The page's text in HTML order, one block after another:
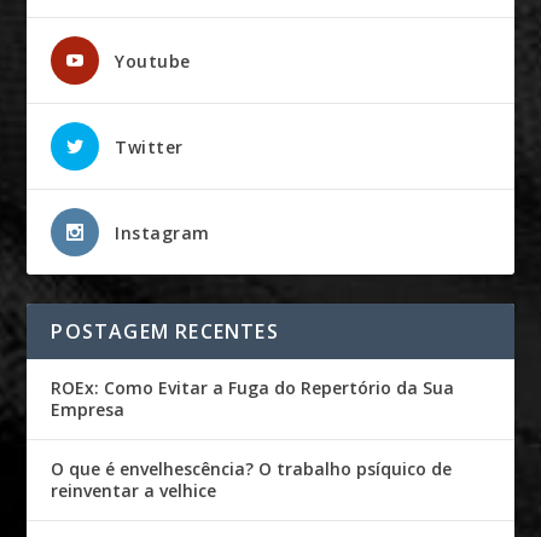
Youtube
Twitter
Instagram
POSTAGEM RECENTES
ROEx: Como Evitar a Fuga do Repertório da Sua
Empresa
O que é envelhescência? O trabalho psíquico de
reinventar a velhice